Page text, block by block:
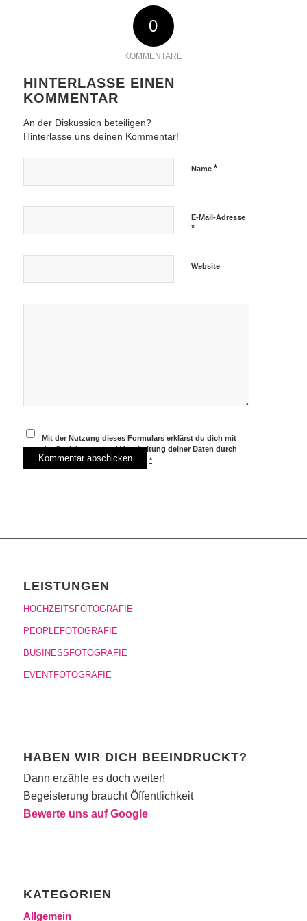
0
KOMMENTARE
HINTERLASSE EINEN
KOMMENTAR
An der Diskussion beteiligen?
Hinterlasse uns deinen Kommentar!
Name *
E-Mail-Adresse
*
Website
Mit der Nutzung dieses Formulars erklärst du dich mit
der Speicherung und Verarbeitung deiner Daten durch
diese Website einverstanden.*
LEISTUNGEN
HOCHZEITSFOTOGRAFIE
PEOPLEFOTOGRAFIE
BUSINESSFOTOGRAFIE
EVENTFOTOGRAFIE
HABEN WIR DICH BEEINDRUCKT?
Dann erzähle es doch weiter!
Begeisterung braucht Öffentlichkeit
Bewerte uns auf Google
KATEGORIEN
Allgemein